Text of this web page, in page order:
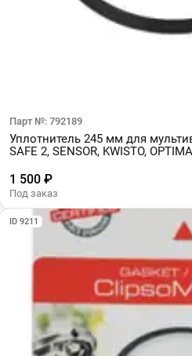
Парт №: 792189
Уплотнитель 245 мм для
SAFE 2, SENSOR, KWISTO,
1 500 ₽
Под заказ
ID 9211